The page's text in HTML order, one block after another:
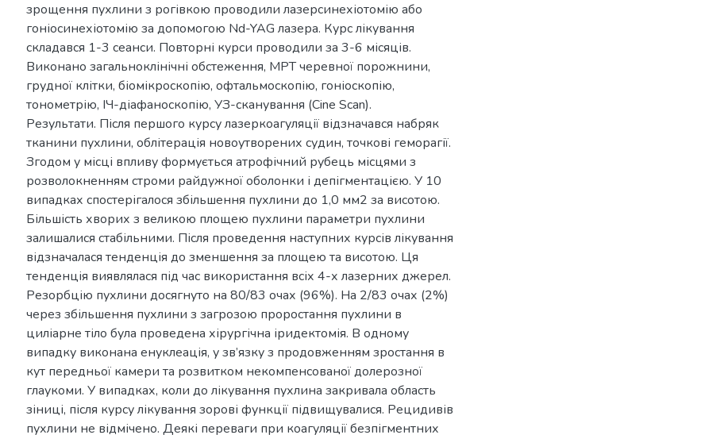
зрощення пухлини з рогівкою проводили лазерсинехіотомію або
гоніосинехіотомію за допомогою Nd-YAG лазера. Курс лікування
складався 1-3 сеанси. Повторні курси проводили за 3-6 місяців.
Виконано загальноклінічні обстеження, МРТ черевної порожнини,
грудної клітки, біомікроскопію, офтальмоскопію, гоніоскопію,
тонометрію, ІЧ-діафаноскопію, УЗ-сканування (Сine Scan).
Результати. Після першого курсу лазеркоагуляції відзначався набряк
тканини пухлини, облітерація новоутворених судин, точкові геморагії.
Згодом у місці впливу формується атрофічний рубець місцями з
розволокненням строми райдужної оболонки і депігментацією. У 10
випадках спостерігалося збільшення пухлини до 1,0 мм2 за висотою.
Більшість хворих з великою площею пухлини параметри пухлини
залишалися стабільними. Після проведення наступних курсів лікування
відзначалася тенденція до зменшення за площею та висотою. Ця
тенденція виявлялася під час використання всіх 4-х лазерних джерел.
Резорбцію пухлини досягнуто на 80/83 очах (96%). На 2/83 очах (2%)
через збільшення пухлини з загрозою проростання пухлини в
циліарне тіло була проведена хірургічна іридектомія. В одному
випадку виконана енуклеація, у зв’язку з продовженням зростання в
кут передньої камери та розвитком некомпенсованої долерозної
глаукоми. У випадках, коли до лікування пухлина закривала область
зіниці, після курсу лікування зорові функції підвищувалися. Рецидивів
пухлини не відмічено. Деякі переваги при коагуляції безпігментних